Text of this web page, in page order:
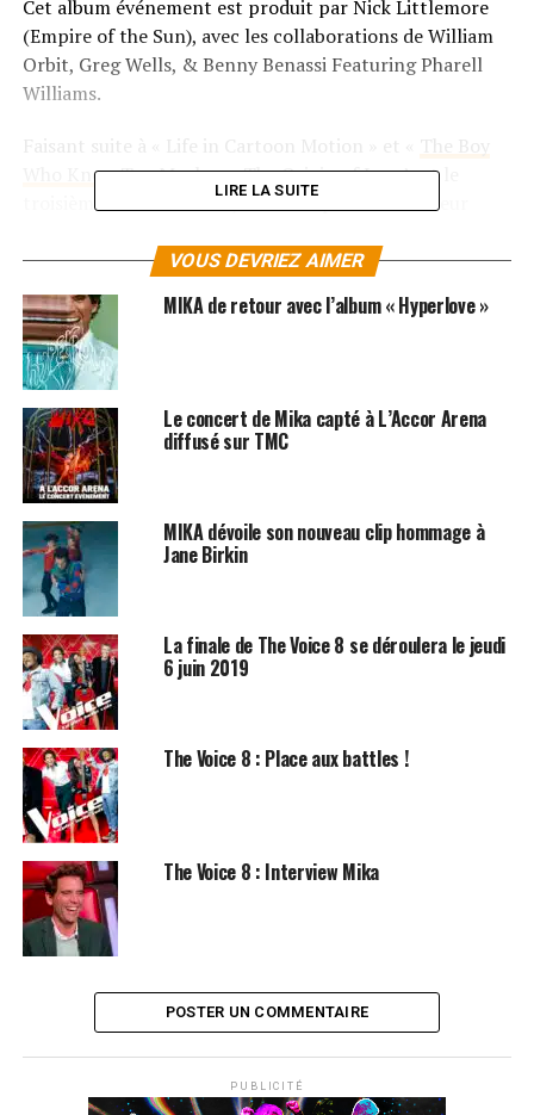
Cet album événement est produit par Nick Littlemore
(Empire of the Sun), avec les collaborations de William
Orbit, Greg Wells, & Benny Benassi Featuring Pharell
Williams.
Who Knew Too Much« , « The Origin of Love’ est le
troisième album de Mika, annoncé par le fédérateur
Littlemore du groupe Empire of the Sun et featuring
Pharrell Williams,
pop.
SUJETS ASSOCIÉS:
LIRE LA SUITE
VOUS DEVRIEZ AIMER
MIKA de retour avec l’album « Hyperlove »
Le concert de Mika capté à L’Accor Arena
diffusé sur TMC
MIKA dévoile son nouveau clip hommage à
Jane Birkin
La finale de The Voice 8 se déroulera le jeudi
6 juin 2019
The Voice 8 : Place aux battles !
The Voice 8 : Interview Mika
POSTER UN COMMENTAIRE
PUBLICITÉ